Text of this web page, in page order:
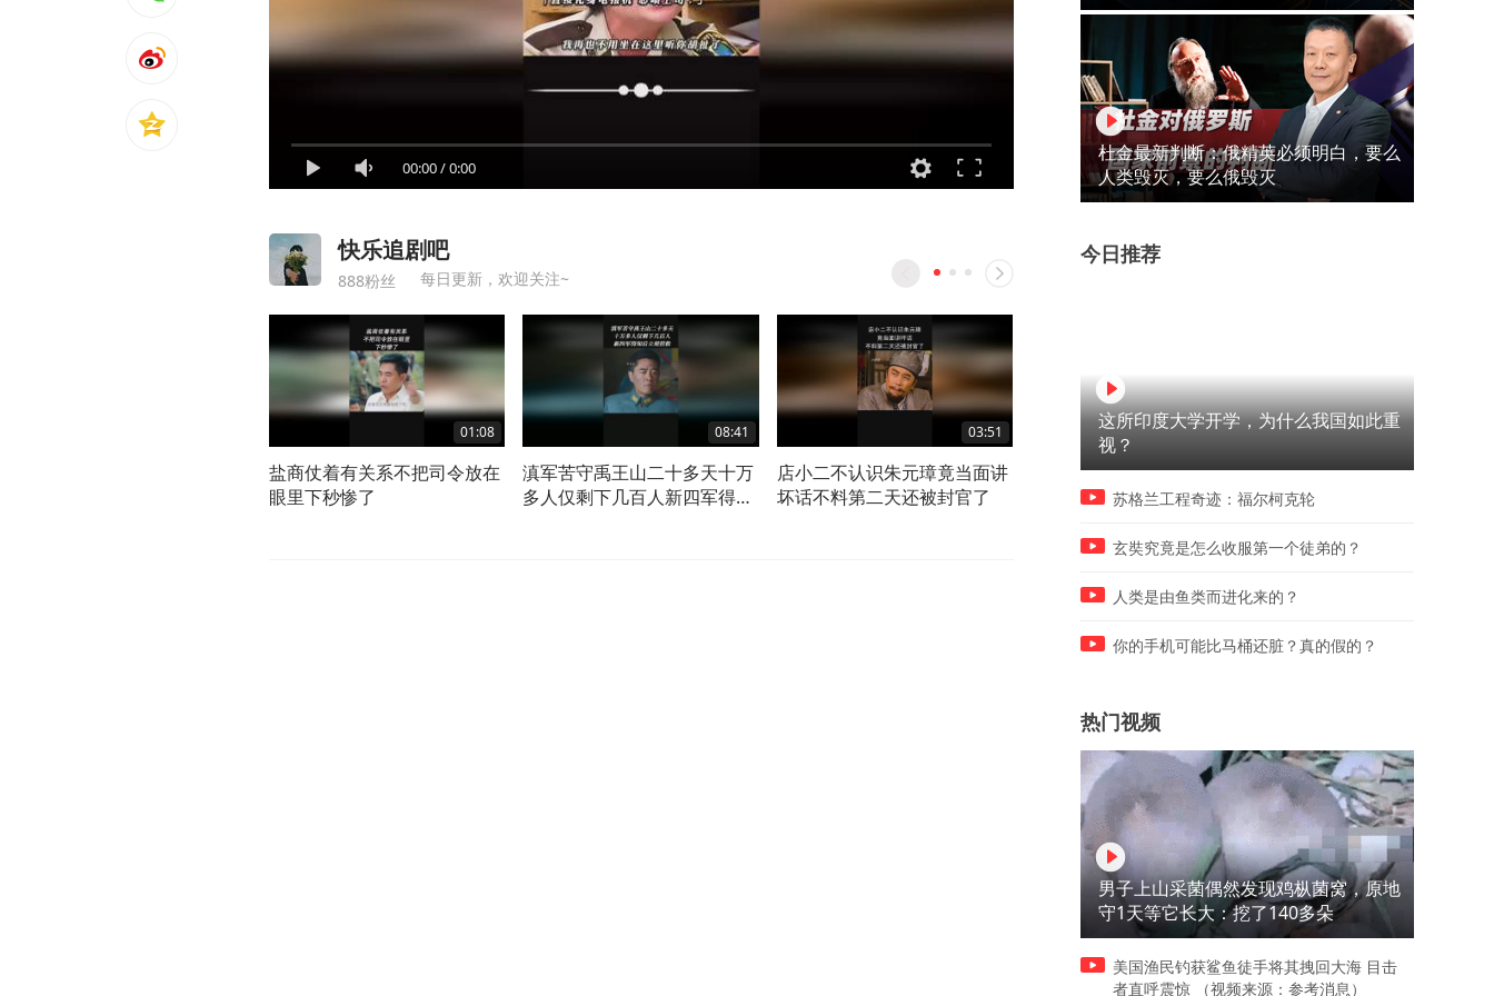
00:00/0:00
快乐追剧吧
888粉丝 每日更新，欢迎关注~
01:08
盐商仗着有关系不把司令放在
眼里下秒惨了
08:41
滇军苦守禹王山二十多天十万
多人仅剩下几百人新四军得知
03:51
店小二不认识朱元璋竟当面讲
坏话不料第二天还被封官了
10:11
皇帝微服私访不料被拉去比武
招亲武功惊呆众人
母亲去帮儿子相亲不料儿子
件太好了真的是太搞笑了
杜金最新判断：俄精英必须明白，要么
人类毁灭，要么俄毁灭
今日推荐
这所印度大学开学，为什么我国如此重
视？
苏格兰工程奇迹：福尔柯克轮
玄奘究竟是怎么收服第一个徒弟的？
人类是由鱼类而进化来的？
你的手机可能比马桶还脏？真的假的？
热门视频
男子上山采菌偶然发现鸡枞菌窝，原地
守1天等它长大：挖了140多朵
美国渔民钓获鲨鱼徒手将其拽回大海 目击
者直呼震惊 （视频来源：参考消息）